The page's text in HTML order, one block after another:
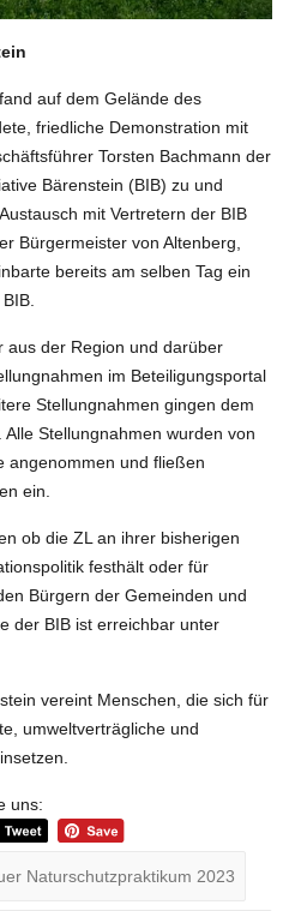
auf dem Gelände des
friedliche Demonstration mit
Torsten Bachmann der
Bärenstein (BIB) zu und
mit Vertretern der BIB
Bürgermeister von Altenberg,
bereits am selben Tag ein
aus der Region und darüber
im Beteiligungsportal
Stellungnahmen gingen dem
Alle Stellungnahmen wurden von
angenommen und fließen
ein.
ob die ZL an ihrer bisherigen
festhält oder für
Bürgern der Gemeinden und
der BIB ist erreichbar unter
vereint Menschen, die sich für
umweltverträgliche und
uns:
Naturschutzpraktikum 2023